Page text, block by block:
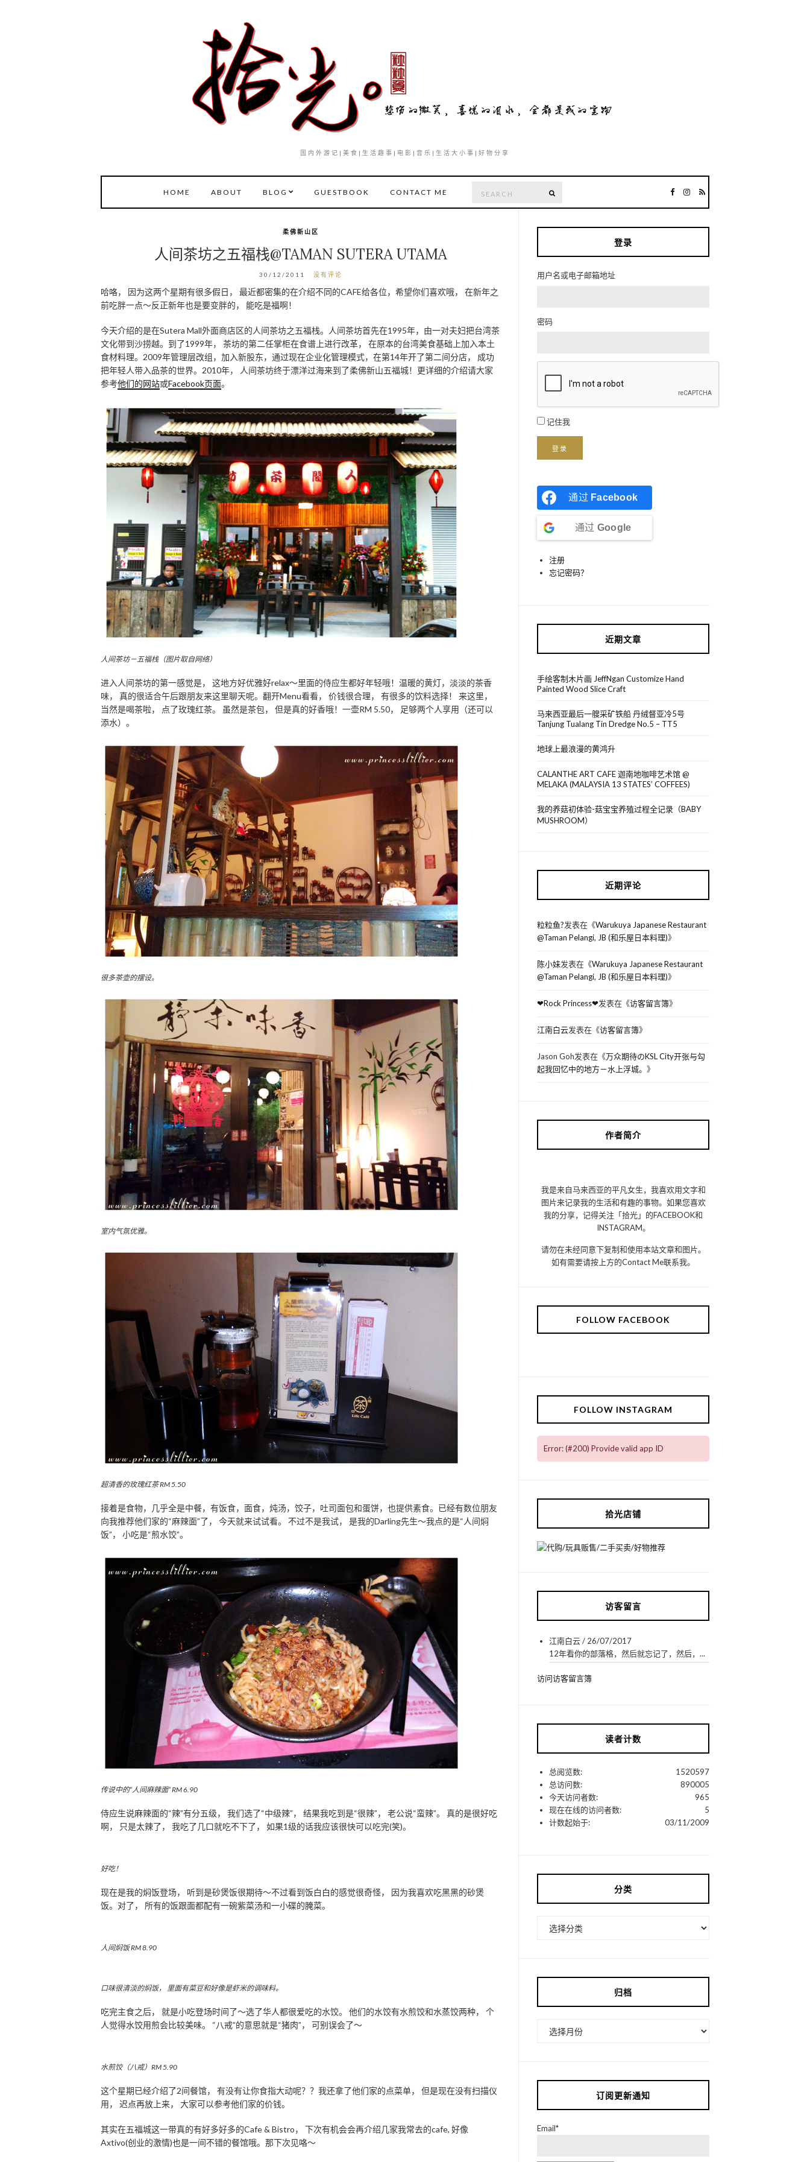
国内外游记|美食|生活趣事|电影|音乐|生活大小事|好物分享
HOME ABOUT BLOG GUESTBOOK CONTACT ME
柔佛新山区
人间茶坊之五福栈@TAMAN SUTERA UTAMA
30/12/2011 没有评论
哈咯， 因为这两个星期有很多假日， 最近都密集的在介绍不同的CAFE给各位，希望你们喜欢哦， 在新年之
前吃胖一点～反正新年也是要变胖的， 能吃是福啊！
今天介绍的是在Sutera Mall外面商店区的人间茶坊之五福栈。人间茶坊首先在1995年，由一对夫妇把台湾茶
文化带到沙捞越。到了1999年， 茶坊的第二任掌柜在食谱上进行改革， 在原本的台湾美食基础上加入本土
食材料理。2009年管理层改组，加入新股东，通过现在企业化管理模式，在第14年开了第二间分店， 成功
把年轻人带入品茶的世界。2010年， 人间茶坊终于漂洋过海来到了柔佛新山五福城！更详细的介绍请大家
参考他们的网站或Facebook页面。
人间茶坊－五福栈（图片取自网络）
进入人间茶坊的第一感觉是， 这地方好优雅好relax～里面的侍应生都好年轻哦！温暖的黄灯，淡淡的茶香
味， 真的很适合午后跟朋友来这里聊天呢。翻开Menu看看， 价钱很合理， 有很多的饮料选择！ 来这里，
当然是喝茶啦， 点了玫瑰红茶。 虽然是茶包， 但是真的好香哦！一壶RM 5.50， 足够两个人享用（还可以
添水）。
很多茶壶的摆设。
室内气氛优雅。
超清香的玫瑰红茶 RM 5.50
接着是食物，几乎全是中餐，有饭食，面食，炖汤，饺子，吐司面包和蛋饼，也提供素食。已经有数位朋友
向我推荐他们家的“麻辣面”了， 今天就来试试看。 不过不是我试， 是我的Darling先生～我点的是“人间焖
饭”， 小吃是“煎水饺”。
传说中的“人间麻辣面” RM 6.90
侍应生说麻辣面的“辣”有分五级， 我们选了“中级辣”， 结果我吃到是“很辣”， 老公说“蛮辣”。 真的是很好吃
啊， 只是太辣了， 我吃了几口就吃不下了， 如果1级的话我应该很快可以吃完(笑)。
好吃！
现在是我的焖饭登场， 听到是砂煲饭很期待～不过看到饭白白的感觉很奇怪， 因为我喜欢吃黑黑的砂煲
饭。对了， 所有的饭跟面都配有一碗紫菜汤和一小碟的腌菜。
人间焖饭 RM 8.90
口味很清淡的焖饭， 里面有菜豆和好像是虾米的调味料。
吃完主食之后， 就是小吃登场时间了～选了华人都很爱吃的水饺。 他们的水饺有水煎饺和水蒸饺两种， 个
人觉得水饺用煎会比较美味。 “八戒”的意思就是“猪肉”， 可别误会了～
水煎饺（八戒）RM 5.90
这个星期已经介绍了2间餐馆， 有没有让你食指大动呢？？我还拿了他们家的点菜单， 但是现在没有扫描仪
用， 迟点再放上来， 大家可以参考他们家的价钱。
其实在五福城这一带真的有好多好多的Cafe & Bistro， 下次有机会会再介绍几家我常去的cafe, 好像
Axtivo(创业的激情)也是一间不错的餐馆哦。那下次见咯～
登录
用户名或电子邮箱地址
密码
记住我
登录
通过 Facebook
通过 Google
注册
忘记密码？
近期文章
手绘客制木片画 JeffNgan Customize Hand
Painted Wood Slice Craft
马来西亚最后一艘采矿铁船 丹绒督亚冷5号
Tanjung Tualang Tin Dredge No.5 – TT5
地球上最浪漫的黄鸿升
CALANTHE ART CAFE 迦南地咖啡艺术馆 @
MELAKA (MALAYSIA 13 STATES’ COFFEES)
我的养菇初体验-菇宝宝养殖过程全记录（BABY
MUSHROOM）
近期评论
粒粒鱼?发表在《Warukuya Japanese Restaurant
@Taman Pelangi, JB (和乐屋日本料理)》
陈小妹发表在《Warukuya Japanese Restaurant
@Taman Pelangi, JB (和乐屋日本料理)》
❤Rock Princess❤发表在《访客留言簿》
江南白云发表在《访客留言簿》
Jason Goh发表在《万众期待のKSL City开张与勾
起我回忆中的地方－水上浮城。》
作者简介
我是来自马来西亚的平凡女生，我喜欢用文字和
图片来记录我的生活和有趣的事物。如果您喜欢
我的分享，记得关注「拾光」的FACEBOOK和
INSTAGRAM。
请勿在未经同意下复制和使用本站文章和图片。
如有需要请按上方的Contact Me联系我。
FOLLOW FACEBOOK
FOLLOW INSTAGRAM
Error: (#200) Provide valid app ID
拾光店铺
访客留言
江南白云/ 26/07/2017
12年看你的部落格，然后就忘记了，然后，...
访问访客留言簿
读者计数
1520597
总阅览数:
890005
总访问数:
965
今天访问者数:
5
现在在线的访问者数:
03/11/2009
计数起始于:
分类
归档
订阅更新通知
Email*